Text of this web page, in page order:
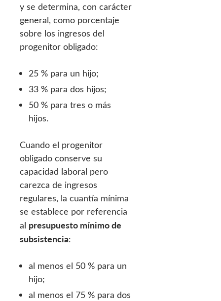
y se determina, con carácter
general, como porcentaje
sobre los ingresos del
progenitor obligado:
25 % para un hijo;
33 % para dos hijos;
50 % para tres o más
hijos.
Cuando el progenitor
obligado conserve su
capacidad laboral pero
carezca de ingresos
regulares, la cuantía mínima
se establece por referencia
al presupuesto mínimo de
subsistencia:
al menos el 50 % para un
hijo;
al menos el 75 % para dos